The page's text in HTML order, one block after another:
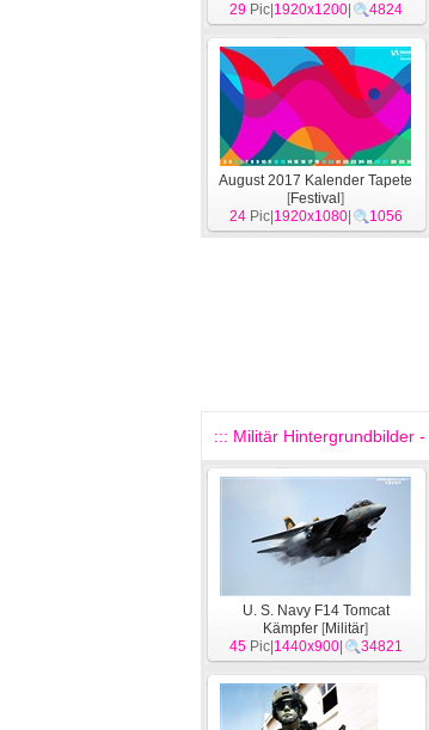
Hintergrundbild[System]
29Pic| 1920x1200| 4824
August 2017 Kalender Tapete
[Festival ]
24Pic| 1920x1080| 1056
::: Militär Hintergrundbilder
U. S. Navy F14 Tomcat
Kämpfer [Militär]
45Pic| 1440x900| 34821